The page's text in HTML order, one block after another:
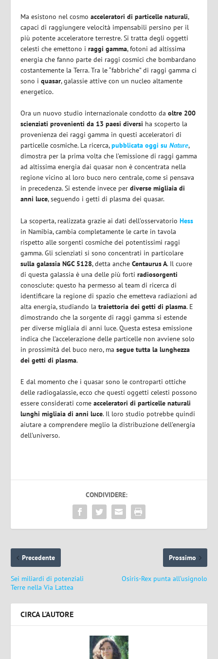
Ma esistono nel cosmoacceleratori di particelle naturali,
capaci di raggiungere velocità impensabili persino per il
più potente acceleratore terrestre. Si tratta degli oggetti
celesti che emettono iraggi gamma, fotoni ad altissima
energia che fanno parte dei raggi cosmici che bombardano
costantemente la Terra. Tra le “fabbriche” di raggi gamma ci
sono iquasar, galassie attive con un nucleo altamente
energetico.
Ora un nuovo studio internazionale condotto daoltre 200
scienziati provenienti da 13 paesi diversi ha scoperto la
provenienza dei raggi gamma in questi acceleratori di
particelle cosmiche. La ricerca,pubblicata oggi suNature,
dimostra per la prima volta che l’emissione di raggi gamma
ad altissima energia dai quasar non è concentrata nella
regione vicino al loro buco nero centrale, come si pensava
in precedenza. Si estende invece perdiverse migliaia di
anni luce, seguendo i getti di plasma dei quasar.
La scoperta, realizzata grazie ai dati dell’osservatorioHess
in Namibia, cambia completamente le carte in tavola
rispetto alle sorgenti cosmiche dei potentissimi raggi
gamma. Gli scienziati si sono concentrati in particolare
sulla galassia NGC 5128, detta ancheCentaurus A. Il cuore
di questa galassia è una delle più fortiradiosorgenti
conosciute: questo ha permesso al team di ricerca di
identificare la regione di spazio che emetteva radiazioni ad
alta energia, studiando latraiettoria dei getti di plasma. E
dimostrando che la sorgente di raggi gamma si estende
per diverse migliaia di anni luce. Questa estesa emissione
indica che l’accelerazione delle particelle non avviene solo
in prossimità del buco nero, masegue tutta la lunghezza
dei getti di plasma.
E dal momento che i quasar sono le controparti ottiche
delle radiogalassie, ecco che questi oggetti celesti possono
essere considerati comeacceleratori di particelle naturali
lunghi migliaia di anni luce. Il loro studio potrebbe quindi
aiutare a comprendere meglio la distribuzione dell’energia
dell’universo.
CONDIVIDERE:
Precedente
Sei miliardi di potenziali
Terre nella Via Lattea
Prossimo
Osiris-Rex punta all’usignolo
CIRCA L'AUTORE